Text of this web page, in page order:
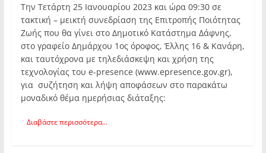
Την Τετάρτη 25 Ιανουαρίου 2023 και ώρα 09:30 σε
τακτική – μεικτή συνεδρίαση της Επιτροπής Ποιότητας
Ζωής που θα γίνει στο Δημοτικό Κατάστημα Δάφνης,
στο γραφείο Δημάρχου 1ος όροφος, Έλλης 16 & Κανάρη,
και ταυτόχρονα με τηλεδιάσκεψη και χρήση της
τεχνολογίας του e-presence (www.epresence.gov.gr),
για συζήτηση και λήψη αποφάσεων στο παρακάτω
μοναδικό θέμα ημερήσιας διάταξης:
Διαβάστε περισσότερα...